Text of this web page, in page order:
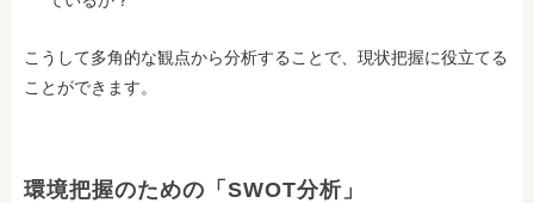
こうして多角的な観点から分析することで、現状把握に役立てる
ことができます。
環境把握のための「SWOT分析」